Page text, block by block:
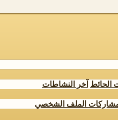
الحائط آخر النشاطات
الملف الشخصي